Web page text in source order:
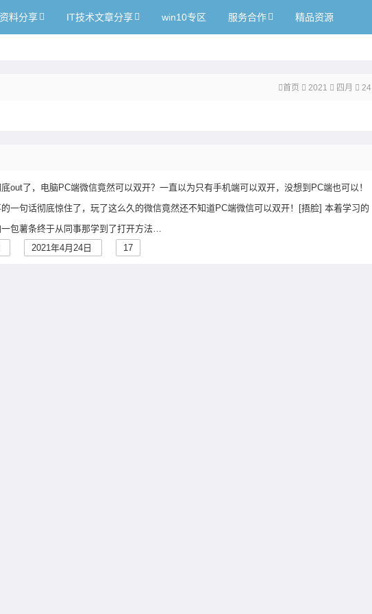
享
料分享 IT技术文章分享 win10专区 服务合作 精品资源
首页 2021 四月 24
out了，电脑PC端微信竟然可以双开？一直以为只有手机端可以双开，没想到PC端也可以！
一句话彻底惊住了，玩了这么久的微信竟然还不知道PC端微信可以双开！[捂脸] 本着学习的
包薯条终于从同事那学到了打开方法…
2021年4月24日 17